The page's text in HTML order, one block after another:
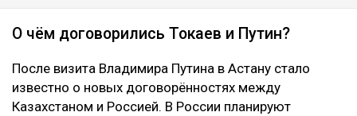
О чём договорились Токаев и Путин?
После визита Владимира Путина в Астану стало
известно о новых договорённостях между
Казахстаном и Россией. В России планируют